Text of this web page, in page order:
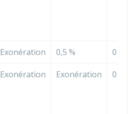
Exonération 0,5 % 0,5 %
Exonération Exonération 0,3 %